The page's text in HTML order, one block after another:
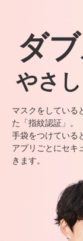
ダ
やさ
マスクをしている
た「指紋認証」。
手袋をつけている
アプリごとにセキ
きます。